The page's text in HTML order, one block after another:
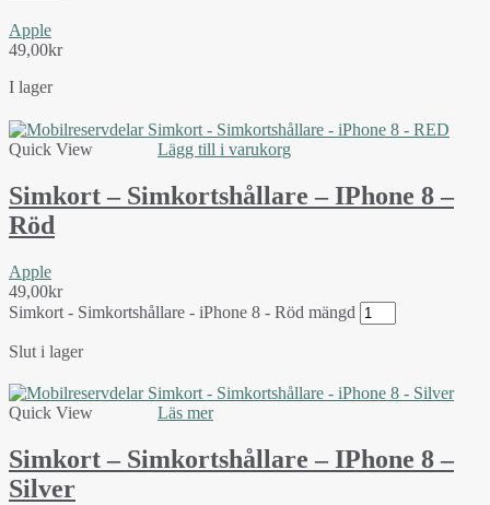
Apple
49,00kr
I lager
Quick View Lägg till i varukorg
Simkort – Simkortshållare – IPhone 8 –
Röd
Apple
49,00kr
Simkort - Simkortshållare - iPhone 8 - Röd mängd
Slut i lager
Quick View Läs mer
Simkort – Simkortshållare – IPhone 8 –
Silver